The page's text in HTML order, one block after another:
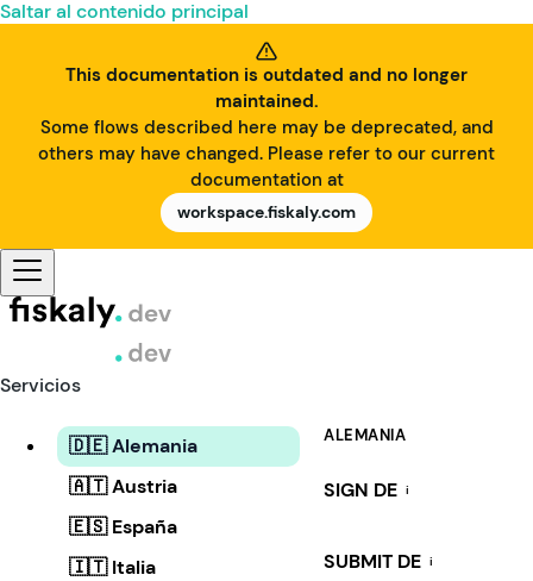
Saltar al contenido principal
This documentation is outdated and no longer
maintained.
Some flows described here may be deprecated, and
others may have changed. Please refer to our current
documentation at
workspace.fiskaly.com
Servicios
🇩🇪 Alemania
🇦🇹 Austria
🇪🇸 España
🇮🇹 Italia
ALEMANIA
SIGN DE i
SUBMIT DE i